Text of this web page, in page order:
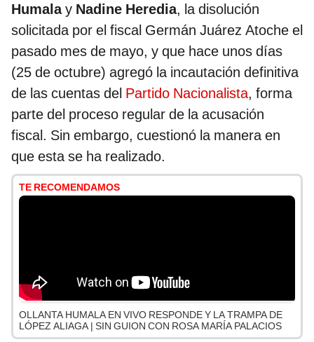
Humalay Nadine Heredia, la disolución
solicitada por el fiscal Germán Juárez Atoche el
pasado mes de mayo, y que hace unos días
(25 de octubre) agregó la incautación definitiva
de las cuentas del Partido Nacionalista, forma
parte del proceso regular de la acusación
fiscal. Sin embargo, cuestionó la manera en
que esta se ha realizado.
TE RECOMENDAMOS
OLLANTA HUMALA EN VIVO RESPONDE Y LA TRAMPA DE
LÓPEZ ALIAGA | SIN GUION CON ROSA MARÍA PALACIOS